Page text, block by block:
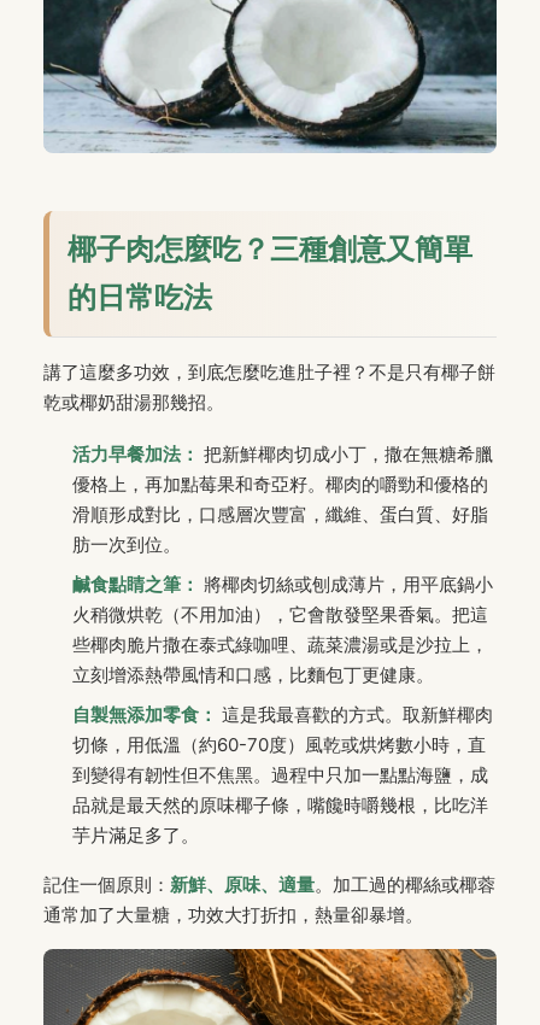
椰子肉怎麼吃？三種創意又簡單
的日常吃法
講了這麼多功效，到底怎麼吃進肚子裡？不是只有椰子餅
乾或椰奶甜湯那幾招。
活力早餐加法： 把新鮮椰肉切成小丁，撒在無糖希臘
優格上，再加點莓果和奇亞籽。椰肉的嚼勁和優格的
滑順形成對比，口感層次豐富，纖維、蛋白質、好脂
肪一次到位。
鹹食點睛之筆： 將椰肉切絲或刨成薄片，用平底鍋小
火稍微烘乾（不用加油），它會散發堅果香氣。把這
些椰肉脆片撒在泰式綠咖哩、蔬菜濃湯或是沙拉上，
立刻增添熱帶風情和口感，比麵包丁更健康。
自製無添加零食： 這是我最喜歡的方式。取新鮮椰肉
切條，用低溫（約60-70度）風乾或烘烤數小時，直
到變得有韌性但不焦黑。過程中只加一點點海鹽，成
品就是最天然的原味椰子條，嘴饞時嚼幾根，比吃洋
芋片滿足多了。
記住一個原則： 新鮮、原味、適量。加工過的椰絲或椰蓉
通常加了大量糖，功效大打折扣，熱量卻暴增。